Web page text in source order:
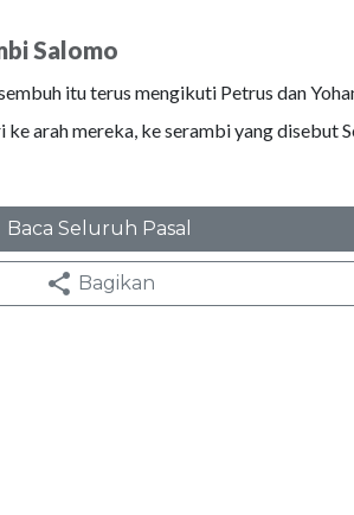
Salomo
itu terus mengikuti Petrus dan
arah mereka, ke serambi yang disebut
Baca Seluruh Pasal
Bagikan